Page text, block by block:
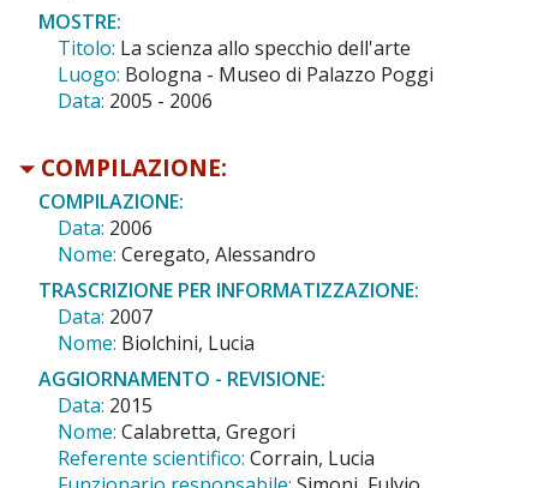
MOSTRE:
Titolo: La scienza allo specchio dell'arte
Luogo: Bologna - Museo di Palazzo Poggi
Data: 2005 - 2006
COMPILAZIONE:
COMPILAZIONE:
Data: 2006
Nome: Ceregato, Alessandro
TRASCRIZIONE PER INFORMATIZZAZIONE:
Data: 2007
Nome: Biolchini, Lucia
AGGIORNAMENTO - REVISIONE:
Data: 2015
Nome: Calabretta, Gregori
Referente scientifico: Corrain, Lucia